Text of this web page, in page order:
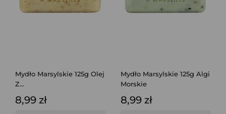
Mydło Marsylskie 125g Olej
Z...
8,99 zł
Mydło Marsylskie 125g Algi
Morskie
8,99 zł